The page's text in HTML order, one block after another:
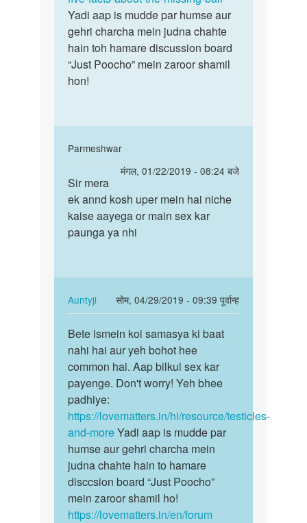
Yadi aap is mudde par humse aur
gehri charcha mein judna chahte
hain toh hamare discussion board
“Just Poocho” mein zaroor shamil
hon!
Parmeshwar
मंगल, 01/22/2019 - 08:24 बजे
In
reply
Saroj
bete,
ismein
Auntyji
Sir
mera
ek
annd
Sir mera
ek annd kosh uper mein hai niche
kaise aayega or main sex kar
paunga ya nhi
Auntyji
सोम, 04/29/2019 - 09:39 पूर्वान्ह
In
reply
to
Sir
mera
ek
annd
kosh
uper…
by
Parmeshwar
Bete
ismein
koi
samasya
ki…
Bete ismein koi samasya ki baat
nahi hai aur yeh bohot hee
common hai. Aap bilkul sex kar
payenge. Don't worry! Yeh bhee
padhiye:
https://lovematters.in/hi/resource/testicles-
and-moreYadi aap is mudde par
humse aur gehri charcha mein
judna chahte hain to hamare
disccsion board “Just Poocho”
mein zaroor shamil ho!
https://lovematters.in/en/forum